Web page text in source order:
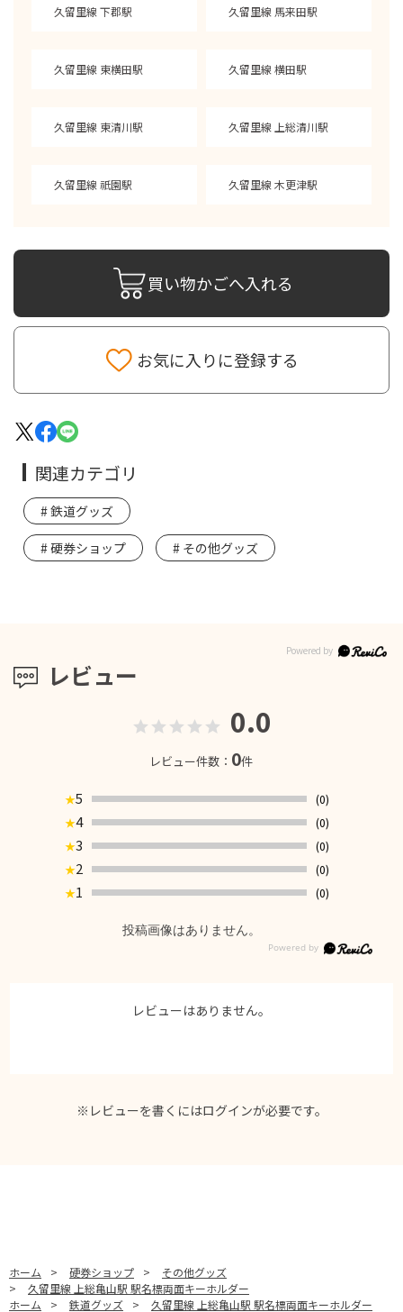
久留里線 下郡駅 久留里線 馬来田駅
久留里線 東横田駅 久留里線 横田駅
久留里線 東清川駅 久留里線 上総清川駅
久留里線 祇園駅 久留里線 木更津駅
買い物かごへ入れる
お気に入りに登録する
レビュー
0.0
レビュー件数： 0件
★5
(0)
★4
(0)
★3
(0)
★2
(0)
★1 (0)
投稿画像はありません。
レビューはありません。
※レビューを書くにはログインが必要です。
関連カテゴリ
鉄道グッズ
硬券ショップ その他グッズ
ホーム > 硬券ショップ >
その他グッズ
>
久留里線 上総亀山駅 駅名標両面キーホルダー
ホーム
> 鉄道グッズ > 久留里線 上総亀山駅 駅名標両面キーホルダー